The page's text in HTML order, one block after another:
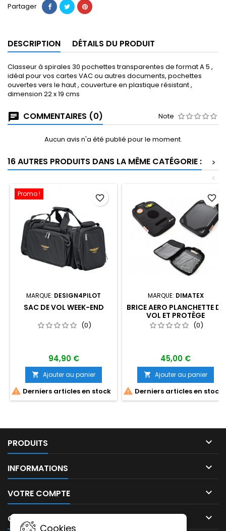
Partager
DESCRIPTION DÉTAILS DU PRODUIT
Classeur à spirales 30 pochettes transparentes de format A 5 ,
idéal pour vos cartes VAC ou autres documents, pochettes
ouvertes vers le haut , couverture en plastique résistant ,
dimension 22 x 19 cms
COMMENTAIRES (0) Note
Aucun avis n'a été publié pour le moment.
16 AUTRES PRODUITS DANS LA MÊME CATÉGORIE :
>
<
Promo !
MARQUE: DESIGN4PILOT
SAC DE VOL WEEK-END
(0)
94,90 €
 Ajouter au panier
 Derniers articles en stock
favorite_border
MARQUE: DIMATEX
BRICE AERO PLANCHETTE DE
VOL ET PROTÈGE
DOCUMENT(0)
45,00 €
 Ajouter au panier
 Derniers articles en stock
favorite_border
PRODUITS 
INFORMATIONS 
VOTRE COMPTE 
CONTACT 
Cookies